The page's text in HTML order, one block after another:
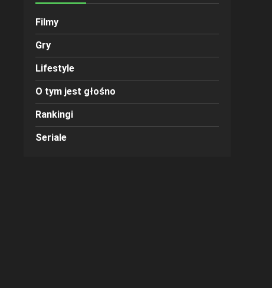
Filmy
Gry
Lifestyle
O tym jest głośno
Rankingi
Seriale